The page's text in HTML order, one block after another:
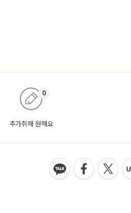
추가취재 원해요
0